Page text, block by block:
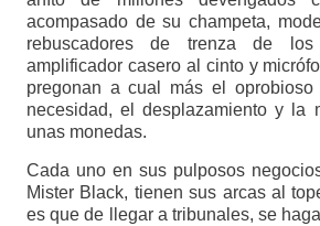
acompasado de su champeta,
rebuscadores de trenza de los
amplificador casero al cinto y
pregonan a cual más el
necesidad, el desplazamiento y la
unas monedas.
Cada uno en sus pulposos
Mister Black, tienen sus arcas al
es que de llegar a tribunales, se